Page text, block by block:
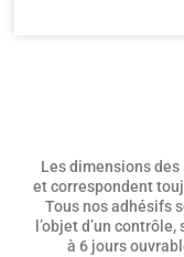
Les dimensions
et correspondent
Tous nos adhésifs
l’objet d’un
à 6 jours